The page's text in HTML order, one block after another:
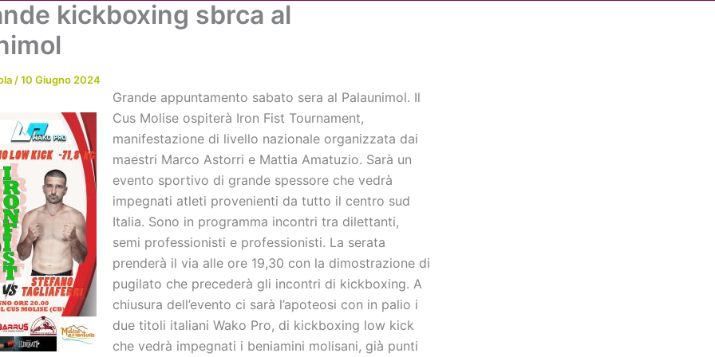
kickboxing sbrca al
/10 Giugno 2024
Grande appuntamento sabato sera al Palaunimol. Il
Cus Molise ospiterà Iron Fist Tournament,
manifestazione di livello nazionale organizzata dai
maestri Marco Astorri e Mattia Amatuzio. Sarà un
evento sportivo di grande spessore che vedrà
impegnati atleti provenienti da tutto il centro sud
Italia. Sono in programma incontri tra dilettanti,
semi professionisti e professionisti. La serata
prenderà il via alle ore 19,30 con la dimostrazione di
pugilato che precederà gli incontri di kickboxing. A
chiusura dell’evento ci sarà l’apoteosi con in palio i
due titoli italiani Wako Pro, di kickboxing low kick
che vedrà impegnati i beniamini molisani, già punti